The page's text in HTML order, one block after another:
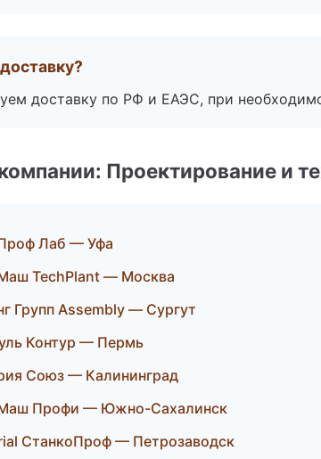
доставку по РФ и ЕАЭС, при
Проектирование и
Лаб — Уфа
TechPlant — Москва
Групп Assembly — Сургут
Контур — Пермь
Союз — Калининград
Профи — Южно-Сахалинск
СтанкоПроф — Петрозаводск